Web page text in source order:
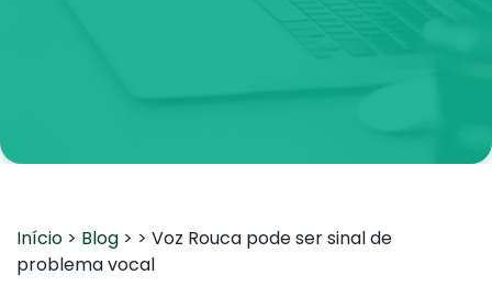
Início > Blog > > Voz Rouca pode ser sinal de
problema vocal